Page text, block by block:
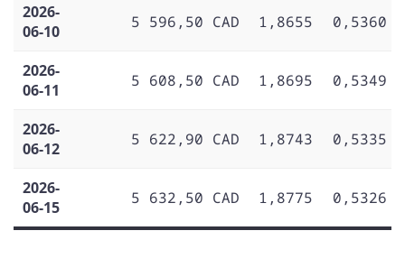
2026-
06-10
5 596,50 CAD 1,8655 0,5360
2026-
06-11
5 608,50 CAD 1,8695 0,5349
2026-
06-12
5 622,90 CAD 1,8743 0,5335
2026-
06-15
5 632,50 CAD 1,8775 0,5326